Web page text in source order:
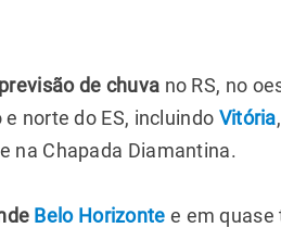
de chuva no RS, no
norte do ES, incluindo Vitória
na Chapada Diamantina.
Belo Horizonte e em quase